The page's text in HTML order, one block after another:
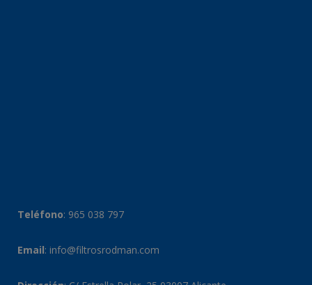
Teléfono: 965 038 797
Email: info@filtrosrodman.com